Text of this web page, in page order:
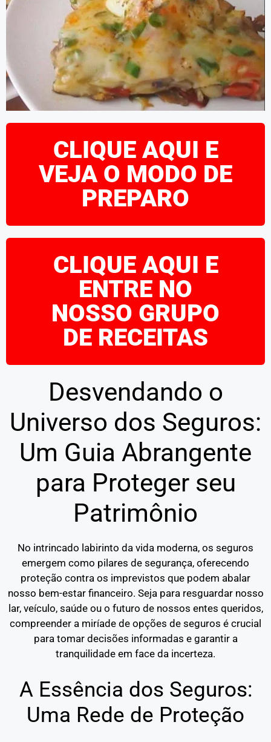
CLIQUE AQUI E
VEJA O MODO DE
PREPARO
CLIQUE AQUI E
ENTRE NO
NOSSO GRUPO
DE RECEITAS
Desvendando o
Universo dos Seguros:
Um Guia Abrangente
para Proteger seu
Patrimônio
No intrincado labirinto da vida moderna, os seguros
emergem como pilares de segurança, oferecendo
proteção contra os imprevistos que podem abalar
nosso bem-estar financeiro. Seja para resguardar nosso
lar, veículo, saúde ou o futuro de nossos entes queridos,
compreender a miríade de opções de seguros é crucial
para tomar decisões informadas e garantir a
tranquilidade em face da incerteza.
A Essência dos Seguros:
Uma Rede de Proteção